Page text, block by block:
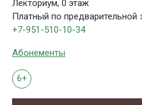
Лекториум, 0 этаж
Платный по предварительной
+7-951-510-10-34
Абонементы
6+